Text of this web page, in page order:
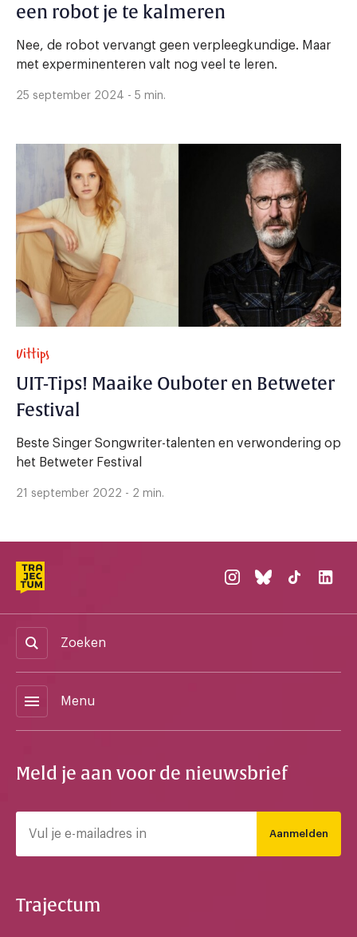
een robot je te kalmeren
Nee, de robot vervangt geen verpleegkundige. Maar
met experminenteren valt nog veel te leren.
25 september 2024 - 5 min.
Uittips
UIT-Tips! Maaike Ouboter en Betweter
Festival
Beste Singer Songwriter-talenten en verwondering op
het Betweter Festival
21 september 2022 - 2 min.
Zoeken
menu Menu
Meld je aan voor de nieuwsbrief
Aanmelden
Trajectum